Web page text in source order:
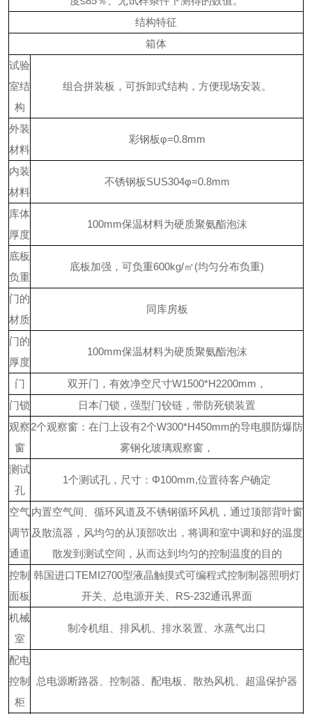
结构特征
箱体
试验
室结
构
组合拼装板，可拆卸式结构，方便现场安装。
外装
材料
彩钢板φ=0.8mm
内装
材料
不锈钢板SUS304φ=0.8mm
库体
厚度
100mm保温材料为硬质聚氨酯泡沫
底板
负重
底板加强，可负重600kg/㎡(均匀分布负重)
门的
材质
同库房板
门的
厚度
100mm保温材料为硬质聚氨酯泡沫
门 双开门，有效净空尺寸W1500*H2200mm，
门锁
日本门锁，强型门铰链，带防死锁装置
观察
窗
2个观察窗：在门上设有2个W300*H450mm的导电膜防爆防
雾钢化玻璃观察窗，
测试
孔
1个测试孔，尺寸：Φ100mm,位置待客户确定
空气
调节
通道
内置空气间、循环风道及不锈钢循环风机，通过顶部背叶窗
及散流器，风均匀的从顶部吹出，将调和室中调和好的温度
散发到测试空间，从而达到均匀的控制温度的目的
控制
面板
韩国进口TEMI2700型液晶触摸式可编程式控制制器照明灯
开关、总电源开关、 RS-232通讯界面
机械
室
制冷机组、排风机、排水装置、水蒸气出口
配电
控制
柜
总电源断路器、控制器、配电板、散热风机、超温保护器